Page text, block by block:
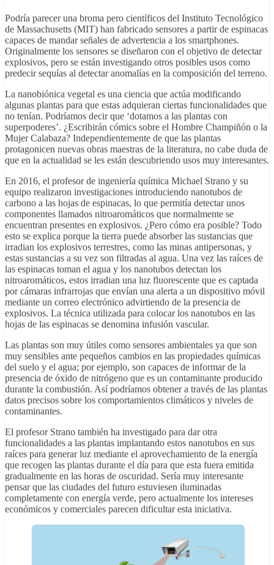
Podría parecer una broma pero científicos del Instituto Tecnológico
de Massachusetts (MIT) han fabricado sensores a partir de espinacas
capaces de mandar señales de advertencia a los smartphones.
Originalmente los sensores se diseñaron con el objetivo de detectar
explosivos, pero se están investigando otros posibles usos como
predecir sequías al detectar anomalías en la composición del terreno.
La nanobiónica vegetal es una ciencia que actúa modificando
algunas plantas para que estas adquieran ciertas funcionalidades que
no tenían. Podríamos decir que ‘dotamos a las plantas con
superpoderes’. ¿Escribirán cómics sobre el Hombre Champiñón o la
Mujer Calabaza? Independientemente de que las plantas
protagonicen nuevas obras maestras de la literatura, no cabe duda de
que en la actualidad se les están descubriendo usos muy interesantes.
En 2016, el profesor de ingeniería química Michael Strano y su
equipo realizaron investigaciones introduciendo nanotubos de
carbono a las hojas de espinacas, lo que permitía detectar unos
componentes llamados nitroaromáticos que normalmente se
encuentran presentes en explosivos. ¿Pero cómo era posible? Todo
esto se explica porque la tierra puede absorber las sustancias que
irradian los explosivos terrestres, como las minas antipersonas, y
estas sustancias a su vez son filtradas al agua. Una vez las raíces de
las espinacas toman el agua y los nanotubos detectan los
nitroaromáticos, estos irradian una luz fluorescente que es captada
por cámaras infrarrojas que envían una alerta a un dispositivo móvil
mediante un correo electrónico advirtiendo de la presencia de
explosivos. La técnica utilizada para colocar los nanotubos en las
hojas de las espinacas se denomina infusión vascular.
Las plantas son muy útiles como sensores ambientales ya que son
muy sensibles ante pequeños cambios en las propiedades químicas
del suelo y el agua; por ejemplo, son capaces de informar de la
presencia de óxido de nitrógeno que es un contaminante producido
durante la combustión. Así podríamos obtener a través de las plantas
datos precisos sobre los comportamientos climáticos y niveles de
contaminantes.
El profesor Strano también ha investigado para dar otra
funcionalidades a las plantas implantando estos nanotubos en sus
raíces para generar luz mediante el aprovechamiento de la energía
que recogen las plantas durante el día para que esta fuera emitida
gradualmente en las horas de oscuridad. Sería muy interesante
pensar que las ciudades del futuro estuviesen iluminadas
completamente con energía verde, pero actualmente los intereses
económicos y comerciales parecen dificultar esta iniciativa.